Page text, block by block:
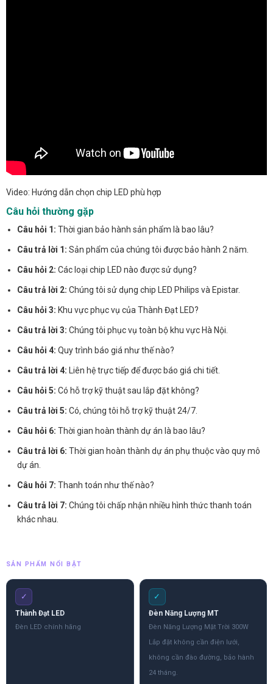
Video: Hướng dẫn chọn chip LED phù hợp
Câu hỏi thường gặp
Câu hỏi 1: Thời gian bảo hành sản phẩm là bao lâu?
Câu trả lời 1: Sản phẩm của chúng tôi được bảo hành 2 năm.
Câu hỏi 2: Các loại chip LED nào được sử dụng?
Câu trả lời 2: Chúng tôi sử dụng chip LED Philips và Epistar.
Câu hỏi 3: Khu vực phục vụ của Thành Đạt LED?
Câu trả lời 3: Chúng tôi phục vụ toàn bộ khu vực Hà Nội.
Câu hỏi 4: Quy trình báo giá như thế nào?
Câu trả lời 4: Liên hệ trực tiếp để được báo giá chi tiết.
Câu hỏi 5: Có hỗ trợ kỹ thuật sau lắp đặt không?
Câu trả lời 5: Có, chúng tôi hỗ trợ kỹ thuật 24/7.
Câu hỏi 6: Thời gian hoàn thành dự án là bao lâu?
Câu trả lời 6: Thời gian hoàn thành dự án phụ thuộc vào quy mô
dự án.
Câu hỏi 7: Thanh toán như thế nào?
Câu trả lời 7: Chúng tôi chấp nhận nhiều hình thức thanh toán
khác nhau.
SẢN PHẨM NỔI BẬT
✓
Thành Đạt LED
Đèn LED chính hãng
✓
Đèn Năng Lượng MT
Đèn Năng Lượng Mặt Trời 300W
Lắp đặt không cần điện lưới,
không cần đào đường, bảo hành
24 tháng.